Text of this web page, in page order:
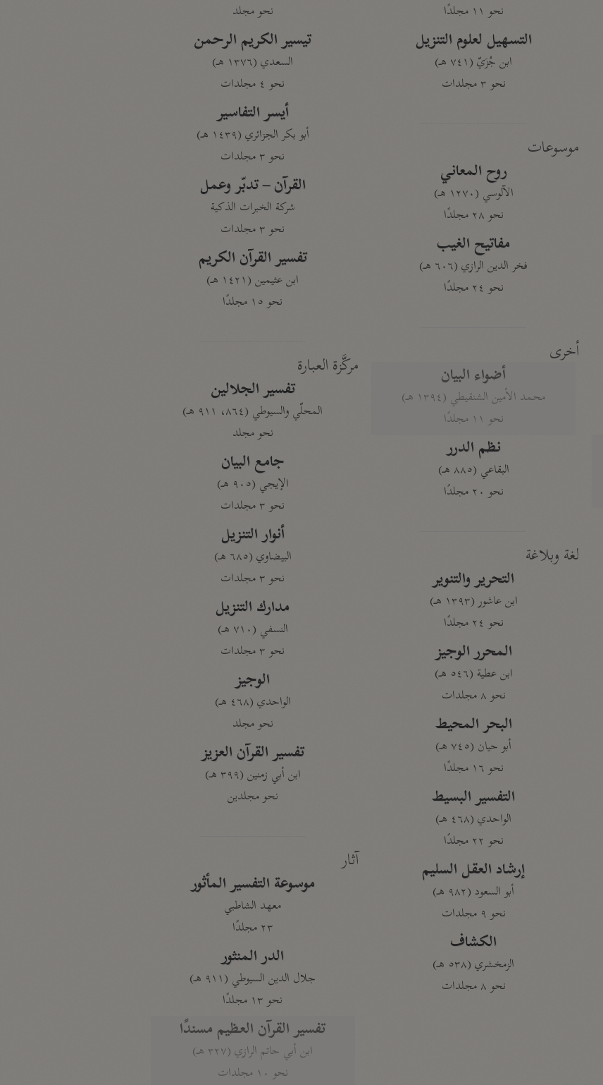
نحو ١١ مجلدًا
التسهيل لعلوم التنزيل
ابن جُزَيّ (٧٤١ هـ)
نحو ٣ مجلدات
موسوعات
روح المعاني
الآلوسي (١٢٧٠ هـ)
نحو ٢٨ مجلدًا
مفاتيح الغيب
فخر الدين الرازي (٦٠٦ هـ)
نحو ٢٤ مجلدًا
أخرى
أضواء البيان
محمد الأمين الشنقيطي (١٣٩٤ هـ)
نحو ١١ مجلدًا
نظم الدرر
البقاعي (٨٨٥ هـ)
نحو ٢٠ مجلدًا
لغة وبلاغة
التحرير والتنوير
ابن عاشور (١٣٩٣ هـ)
نحو ٢٤ مجلدًا
المحرر الوجيز
ابن عطية (٥٤٦ هـ)
نحو ٨ مجلدات
البحر المحيط
أبو حيان (٧٤٥ هـ)
نحو ١٦ مجلدًا
التفسير البسيط
الواحدي (٤٦٨ هـ)
نحو ٢٢ مجلدًا
إرشاد العقل السليم
أبو السعود (٩٨٢ هـ)
نحو ٩ مجلدات
الكشاف
الزمخشري (٥٣٨ هـ)
نحو ٨ مجلدات
نحو مجلد
تيسير الكريم الرحمن
السعدي (١٣٧٦ هـ)
نحو ٤ مجلدات
أيسر التفاسير
أبو بكر الجزائري (١٤٣٩ هـ)
نحو ٣ مجلدات
القرآن – تدبّر وعمل
شركة الخبرات الذكية
نحو ٣ مجلدات
تفسير القرآن الكريم
ابن عثيمين (١٤٢١ هـ)
نحو ١٥ مجلدًا
مركَّزة العبارة
تفسير الجلالين
المحلّي والسيوطي (٨٦٤، ٩١١ هـ)
نحو مجلد
جامع البيان
الإيجي (٩٠٥ هـ)
نحو ٣ مجلدات
أنوار التنزيل
البيضاوي (٦٨٥ هـ)
نحو ٣ مجلدات
مدارك التنزيل
النسفي (٧١٠ هـ)
نحو ٣ مجلدات
الوجيز
الواحدي (٤٦٨ هـ)
نحو مجلد
تفسير القرآن العزيز
ابن أبي زمنين (٣٩٩ هـ)
نحو مجلدين
آثار
موسوعة التفسير المأثور
معهد الشاطبي
٢٣ مجلدًا
الدر المنثور
جلال الدين السيوطي (٩١١ هـ)
نحو ١٣ مجلدًا
تفسير القرآن العظيم مسندًا
ابن أبي حاتم الرازي (٣٢٧ هـ)
نحو ١٠ مجلدات